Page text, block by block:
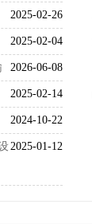
2025-02-26
2025-02-04
2026-06-08
2025-02-14
2024-10-22
2025-01-12